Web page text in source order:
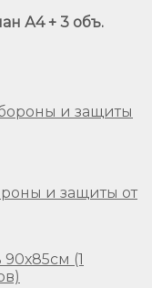
А4 + 3 объ.
и защиты от